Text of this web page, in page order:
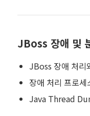
JBoss 장애 및
JBoss 장애 처리
장애 처리 프로세
Java Thread